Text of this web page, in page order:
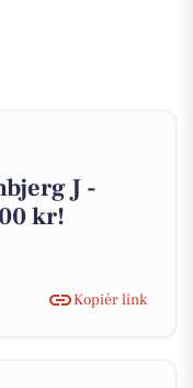
J -
kr!
Kopiér link